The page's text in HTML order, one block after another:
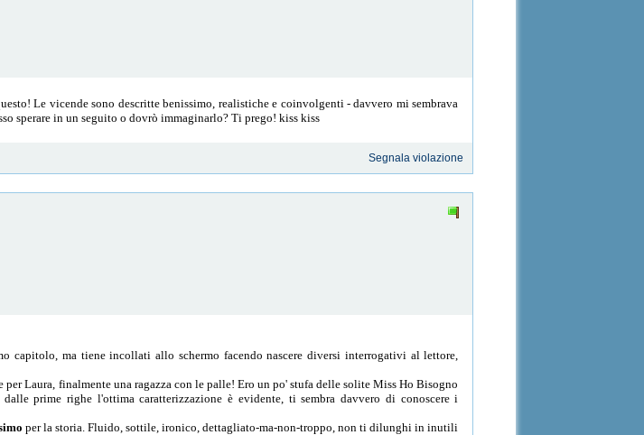
Le vicende sono descritte benissimo, realistiche e coinvolgenti - davvero mi sembrava
sperare in un seguito o dovrò immaginarlo? Ti prego! kiss kiss
Segnala violazione
ma tiene incollati allo schermo facendo nascere diversi interrogativi al lettore,
Laura, finalmente una ragazza con le palle! Ero un po' stufa delle solite Miss Ho Bisogno
prime righe l'ottima caratterizzazione è evidente, ti sembra davvero di conoscere i
per la storia. Fluido, sottile, ironico, dettagliato-ma-non-troppo, non ti dilunghi in inutili